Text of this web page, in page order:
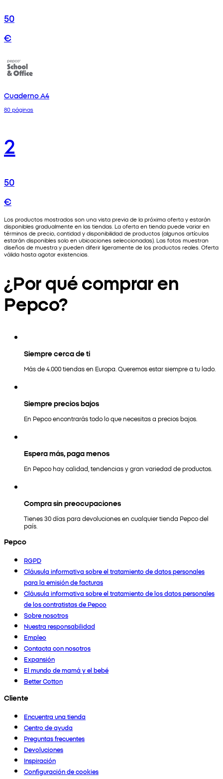
50
€
Cuaderno A4
80 páginas
2
50
€
Los productos mostrados son una vista previa de la próxima oferta y estarán
disponibles gradualmente en las tiendas. La oferta en tienda puede variar en
términos de precio, cantidad y disponibilidad de productos (algunos artículos
estarán disponibles solo en ubicaciones seleccionadas). Las fotos muestran
diseños de muestra y pueden diferir ligeramente de los productos reales. Oferta
válida hasta agotar existencias.
¿Por qué comprar en
Pepco?
Siempre cerca de ti
Más de 4.000 tiendas en Europa. Queremos estar siempre a tu lado.
Siempre precios bajos
En Pepco encontrarás todo lo que necesitas a precios bajos.
Espera más, paga menos
En Pepco hay calidad, tendencias y gran variedad de productos.
Compra sin preocupaciones
Tienes 30 días para devoluciones en cualquier tienda Pepco del
país.
Pepco
RGPD
Cláusula informativa sobre el tratamiento de datos personales
para la emisión de facturas
Cláusula informativa sobre el tratamiento de los datos personales
de los contratistas de Pepco
Sobre nosotros
Nuestra responsabilidad
Empleo
Contacta con nosotros
Expansión
El mundo de mamá y el bebé
Better Cotton
Cliente
Encuentra una tienda
Centro de ayuda
Preguntas frecuentes
Devoluciones
Inspiración
Configuración de cookies